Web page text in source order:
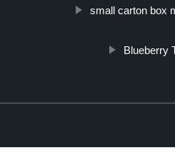
small carton box
Blueberry